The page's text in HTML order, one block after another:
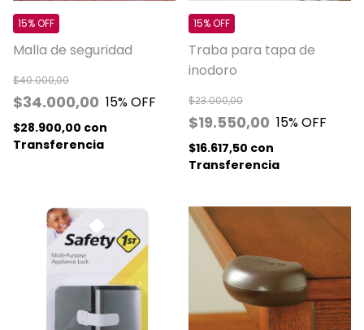
Malla de seguridad
$34.000,00
$40.000,00
15% OFF
15% OFF
$28.900,00 con
Transferencia
Traba para tapa de
inodoro
$19.550,00
$23.000,00
15% OFF
15% OFF
$16.617,50 con
Transferencia